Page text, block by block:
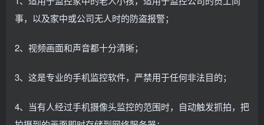
事，以及家中或公司无人时的防盗报警；
2、视频画面和声音都十分清晰；
3、这是专业的手机监控软件，严禁用于任何非法目的；
4、当有人经过手机摄像头监控的范围时，自动触发抓拍，把